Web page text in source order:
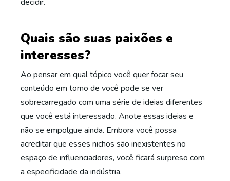
Quais são suas paixões e
interesses?
Ao pensar em qual tópico você quer focar seu
conteúdo em torno de você pode se ver
sobrecarregado com uma série de ideias diferentes
que você está interessado. Anote essas ideias e
não se empolgue ainda. Embora você possa
acreditar que esses nichos são inexistentes no
espaço de influenciadores, você ficará surpreso com
a especificidade da indústria.